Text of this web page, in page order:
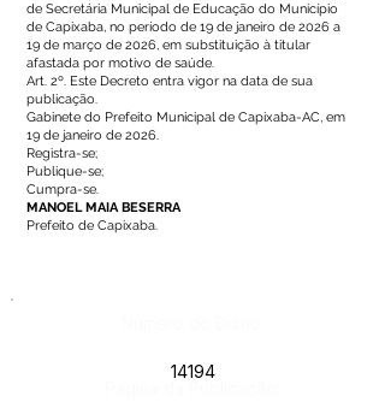
de Secretária Municipal de Educação do Município
de Capixaba, no período de 19 de janeiro de 2026 a
19 de março de 2026, em substituição à titular
afastada por motivo de saúde.
Art. 2º. Este Decreto entra vigor na data de sua
publicação.
Gabinete do Prefeito Municipal de Capixaba-AC, em
19 de janeiro de 2026.
Registra-se;
Publique-se;
Cumpra-se.
MANOEL MAIA BESERRA
Prefeito de Capixaba.
14194